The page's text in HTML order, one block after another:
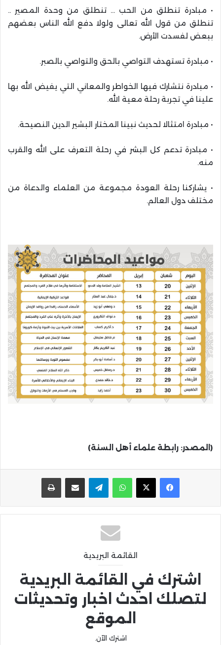
• مبادرة تنطلق من الحب … تنطلق من وحدة المصير ..
تنطلق من قول الله تعالى ولولا دفع الله الناس بعضهم
ببعض لفسدت الأرض.
• مبادرة تستهدف التواصي بالحق والتواصي بالصبر.
• مبادرة نتشارك فيها الخواطر والمعاني التي يفيض الله بها
علينا في تجربة رحلة معية الله.
• مبادرة امتثالا لحديث نبينا المختار البشير الدين النصيحة.
• مبادرة تدعم كل البشر في رحلة التعرف على الله والقرب
منه.
• يشاركنا رحلة العودة مجموعة من العلماء والدعاة من
مختلف دول العالم.
(المصدر: رابطة علماء أهل السنة)
واتساب تيلقرام مشاركة عبر البريد
القائمة البريدية
اشترك في القائمة البريدية
لتصلك احدث اخبار وتحديثات
الموقع
اشترك الآن.